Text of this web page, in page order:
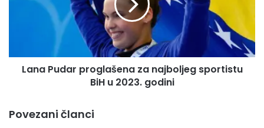
/video/
najboljeg
2023.
godiniLana Pudar proglašena za najboljeg sportistu
BiH u 2023. godini
Povezani članci